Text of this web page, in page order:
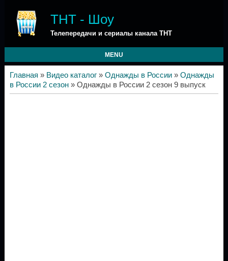
ТНТ - Шоу
Телепередачи и сериалы канала ТНТ
MENU
Главная » Видео каталог» Однажды в России» Однажды
в России 2 сезон» Однажды в России 2 сезон 9 выпуск